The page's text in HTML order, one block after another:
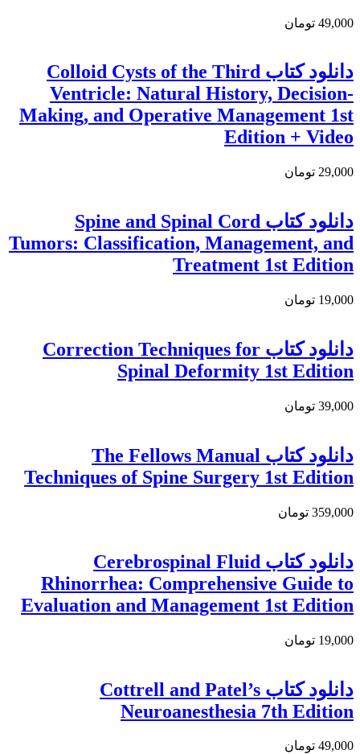
49,000 تومان
دانلود کتاب Colloid Cysts of the Third
Ventricle: Natural History, Decision-
Making, and Operative Management 1st
Edition + Video
29,000 تومان
دانلود کتاب Spine and Spinal Cord
Tumors: Classification, Management, and
Treatment 1st Edition
19,000 تومان
دانلود کتاب Correction Techniques for
Spinal Deformity 1st Edition
39,000 تومان
دانلود کتاب The Fellows Manual
Techniques of Spine Surgery 1st Edition
359,000 تومان
دانلود کتاب Cerebrospinal Fluid
Rhinorrhea: Comprehensive Guide to
Evaluation and Management 1st Edition
19,000 تومان
دانلود كتاب Cottrell and Patel’s
Neuroanesthesia 7th Edition
49,000 تومان